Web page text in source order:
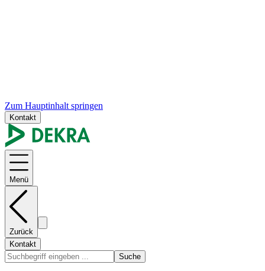
Zum Hauptinhalt springen
Kontakt
Menü
Zurück
Kontakt
Suche